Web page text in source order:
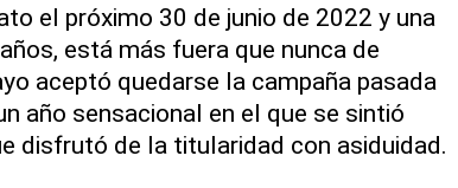
el próximo 30 de junio de 2022 y una
está más fuera que nunca de
aceptó quedarse la campaña pasada
año sensacional en el que se sintió
disfrutó de la titularidad con asiduidad.